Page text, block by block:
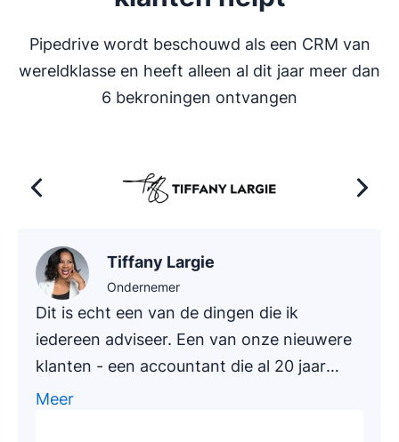
Pipedrive wordt beschouwd als een CRM van
wereldklasse en heeft alleen al dit jaar meer dan
6 bekroningen ontvangen
Dit is echt een van de dingen die ik
iedereen adviseer. Een van onze nieuwere
klanten - een accountant die al 20 jaar
actief is - heeft onlangs uitgetest hoe je
Meer
Tiffany Largie
Ondernemer